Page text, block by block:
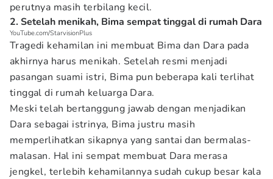
perutnya masih terbilang kecil.
2. Setelah menikah, Bima sempat tinggal di rumah Dara
YouTube.com/StarvisionPlus
Tragedi kehamilan ini membuat Bima dan Dara pada
akhirnya harus menikah. Setelah resmi menjadi
pasangan suami istri, Bima pun beberapa kali terlihat
tinggal di rumah keluarga Dara.
Meski telah bertanggung jawab dengan menjadikan
Dara sebagai istrinya, Bima justru masih
memperlihatkan sikapnya yang santai dan bermalas-
malasan. Hal ini sempat membuat Dara merasa
jengkel, terlebih kehamilannya sudah cukup besar kala